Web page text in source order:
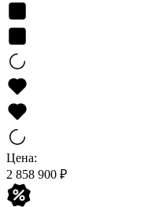
Цена:
2 858 900 ₽